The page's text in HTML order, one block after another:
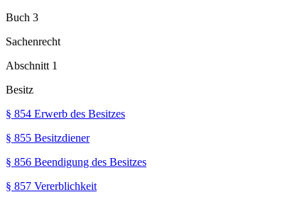
Buch 3
Sachenrecht
Abschnitt 1
Besitz
§ 854 Erwerb des Besitzes
§ 855 Besitzdiener
§ 856 Beendigung des Besitzes
§ 857 Vererblichkeit